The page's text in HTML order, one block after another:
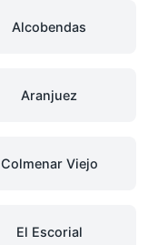
Alcobendas
Aranjuez
Colmenar Viejo
El Escorial